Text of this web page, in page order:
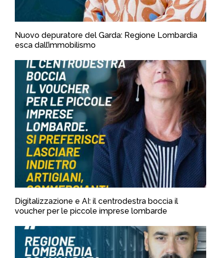
Nuovo depuratore del Garda: Regione Lombardia
esca dall’immobilismo
Digitalizzazione e AI: il centrodestra boccia il
voucher per le piccole imprese lombarde